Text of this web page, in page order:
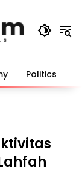
Politics